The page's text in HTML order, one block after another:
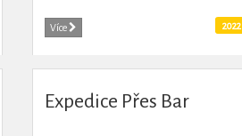
Více 2022
Expedice Přes Bar